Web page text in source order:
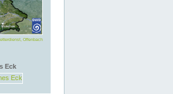
Offenbach
Eck